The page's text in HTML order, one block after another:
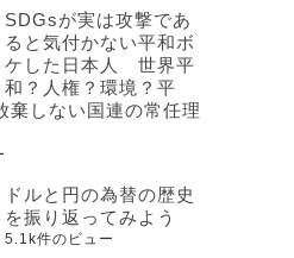
SDGsが実は攻撃であ
ると気付かない平和ボ
ケした日本人 世界平
和？人権？環境？平
棄しない国連の常任理
ドルと円の為替の歴史
を振り返ってみよう
5.1k件のビュー